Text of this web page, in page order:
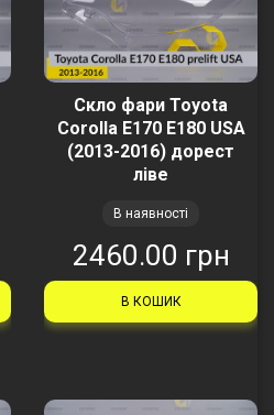
Скло фари Toyota
Corolla E170 E180 USA
(2013-2016) дорест
ліве
В наявності
2460.00 грн
В КОШИК